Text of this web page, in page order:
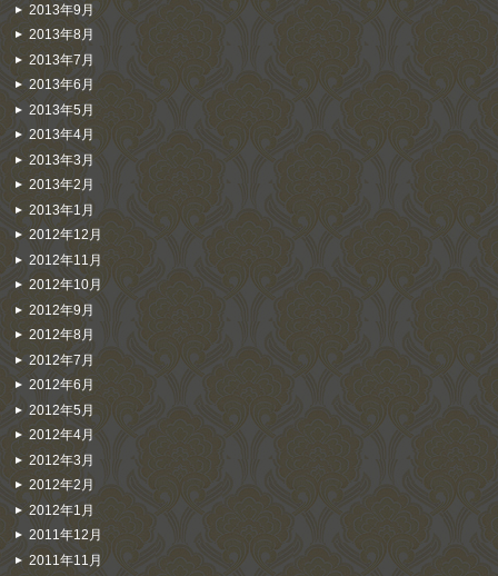
2013年9月
2013年8月
2013年7月
2013年6月
2013年5月
2013年4月
2013年3月
2013年2月
2013年1月
2012年12月
2012年11月
2012年10月
2012年9月
2012年8月
2012年7月
2012年6月
2012年5月
2012年4月
2012年3月
2012年2月
2012年1月
2011年12月
2011年11月